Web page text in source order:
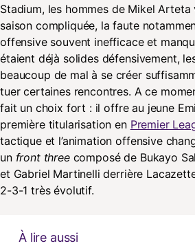
Stadium, les hommes de Mikel Arteta
saison compliquée, la faute
offensive souvent inefficace et
étaient déjà solides défensivement,
beaucoup de mal à se créer
tuer certaines rencontres. A ce
fait un choix fort : il offre au jeune
première titularisation en Premier
tactique et l’animation offensive
un front threecomposé de Bukayo
et Gabriel Martinelli derrière
2-3-1 très évolutif.
À lire aussi